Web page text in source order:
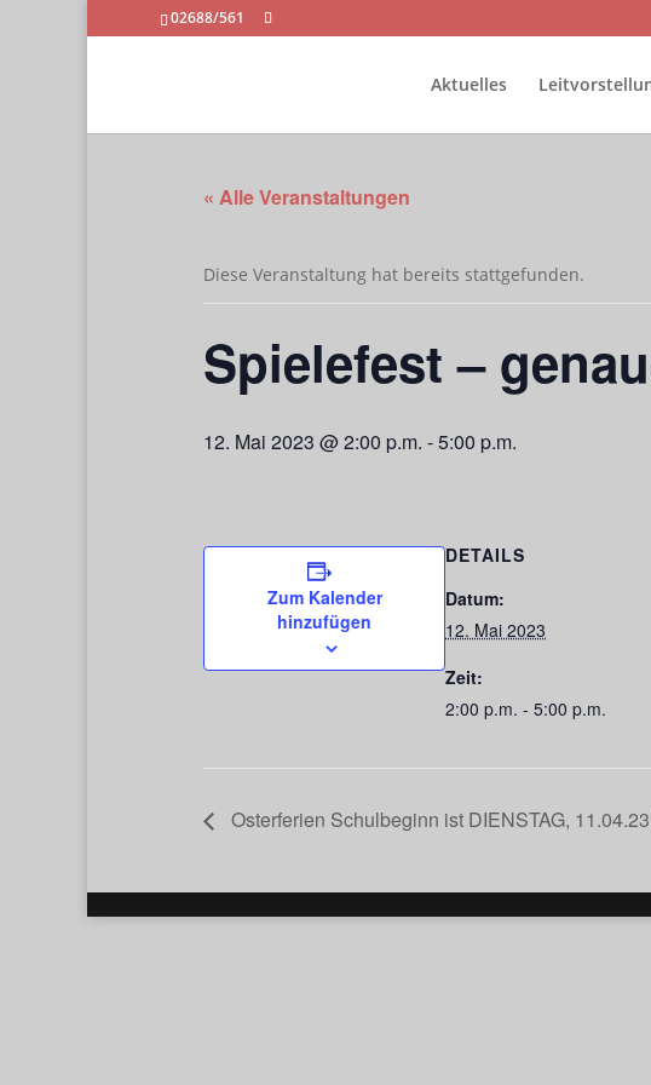
02688/561
Aktuelles
« Alle Veranstaltungen
Diese Veranstaltung hat bereits stattgefunden.
Spielefest –
12. Mai 2023 @ 2:00 p.m. -5:00 p.m.
Zum Kalender
hinzufügen
DETAILS
Datum:
12. Mai 2023
Zeit:
2:00 p.m. - 5:00 p.m.
Osterferien Schulbeginn ist DIENSTAG,